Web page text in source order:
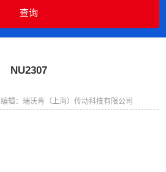
NU2307
编辑：瑞沃肯（上海）传动科技有限公司